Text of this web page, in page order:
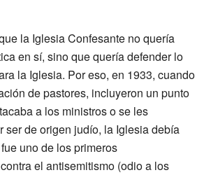
la Iglesia Confesante no quería
en sí, sino que quería defender lo
la Iglesia. Por eso, en 1933, cuando
de pastores, incluyeron un punto
a los ministros o se les
ser de origen judío, la Iglesia debía
uno de los primeros
el antisemitismo (odio a los